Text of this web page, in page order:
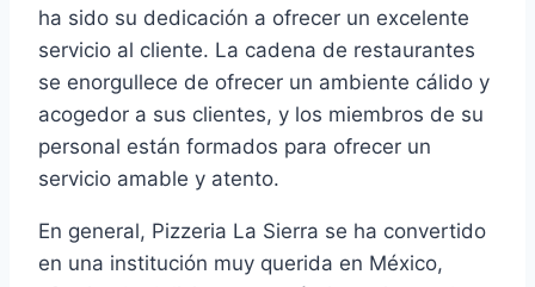
ha sido su dedicación a ofrecer un excelente
servicio al cliente. La cadena de restaurantes
se enorgullece de ofrecer un ambiente cálido y
acogedor a sus clientes, y los miembros de su
personal están formados para ofrecer un
servicio amable y atento.
En general, Pizzeria La Sierra se ha convertido
en una institución muy querida en México,